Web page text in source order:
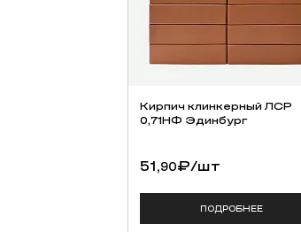
Кирпич клинкерный ЛСР
0,71НФ Эдинбург
51,90₽/шт
ПОДРОБНЕЕ